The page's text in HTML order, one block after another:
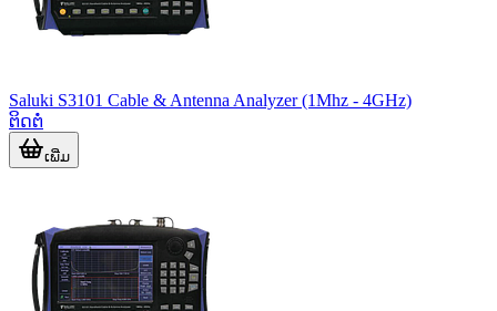
Saluki S3101 Cable & Antenna Analyzer (1Mhz - 4GHz)
ຕິດຕໍ່
ເພີ່ມ